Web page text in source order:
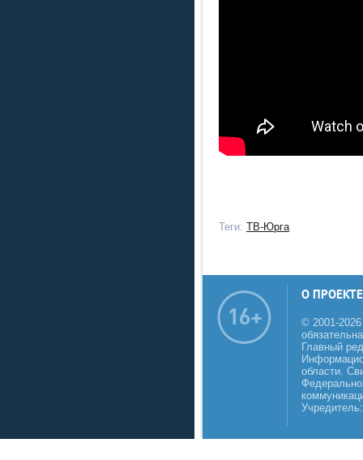
Теги: ТВ-Юрга
О ПРОЕКТЕ
© 2001-
Главный
области.